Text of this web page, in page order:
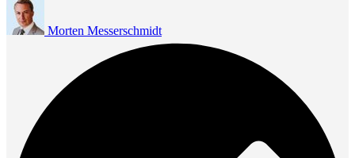
Morten Messerschmidt